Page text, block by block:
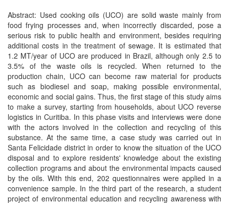
Abstract: Used cooking oils (UCO) are solid waste mainly from
food frying processes and, when incorrectly discarded, pose a
serious risk to public health and environment, besides requiring
additional costs in the treatment of sewage. It is estimated that
1.2 MT/year of UCO are produced in Brazil, although only 2.5 to
3.5% of the waste oils is recycled. When returned to the
production chain, UCO can become raw material for products
such as biodiesel and soap, making possible environmental,
economic and social gains. Thus, the first stage of this study aims
to make a survey, starting from households, about UCO reverse
logistics in Curitiba. In this phase visits and interviews were done
with the actors involved in the collection and recycling of this
substance. At the same time, a case study was carried out in
Santa Felicidade district in order to know the situation of the UCO
disposal and to explore residents' knowledge about the existing
collection programs and about the environmental impacts caused
by the oils. With this end, 202 questionnaires were applied in a
convenience sample. In the third part of the research, a student
project of environmental education and recycling awareness with